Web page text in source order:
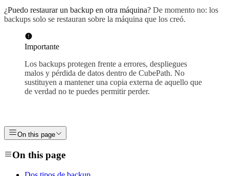
¿Puedo restaurar un backup en otra máquina? De momento no: los
backups solo se restauran sobre la máquina que los creó.
Importante
Los backups protegen frente a errores, despliegues
malos y pérdida de datos dentro de CubePath. No
sustituyen a mantener una copia externa de aquello que
de verdad no te puedes permitir perder.
On this page
On this page